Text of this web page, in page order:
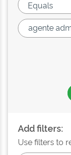
Add filters:
Use filters to